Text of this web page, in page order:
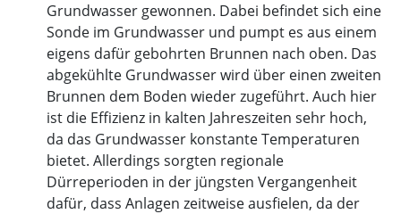
Grundwasser gewonnen. Dabei befindet sich eine
Sonde im Grundwasser und pumpt es aus einem
eigens dafür gebohrten Brunnen nach oben. Das
abgekühlte Grundwasser wird über einen zweiten
Brunnen dem Boden wieder zugeführt. Auch hier
ist die Effizienz in kalten Jahreszeiten sehr hoch,
da das Grundwasser konstante Temperaturen
bietet. Allerdings sorgten regionale
Dürreperioden in der jüngsten Vergangenheit
dafür, dass Anlagen zeitweise ausfielen, da der